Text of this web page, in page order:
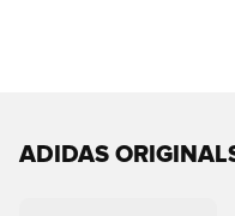
ADIDAS